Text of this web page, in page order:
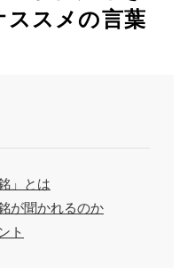
ススメの言葉
」とは
が聞かれるのか
ト